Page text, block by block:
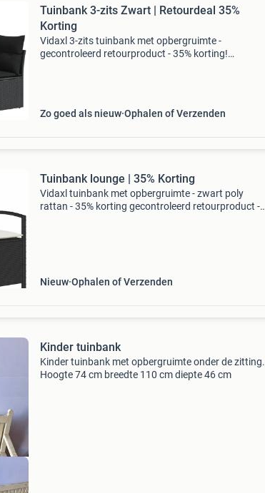
Tuinbank 3-zits Zwart | Retourdeal 35%
Korting
Vidaxl 3-zits tuinbank met opbergruimte -
gecontroleerd retourproduct - 35% korting!
Zo goed als nieuw Ophalen of Verzenden
Tuinbank lounge | 35% Korting
Vidaxl tuinbank met opbergruimte - zwart poly
rattan - 35% korting gecontroleerd retourproduct -
Nieuw Ophalen of Verzenden
Kinder tuinbank
Kinder tuinbank met opbergruimte onder de zitting.
Hoogte 74 cm breedte 110 cm diepte 46 cm